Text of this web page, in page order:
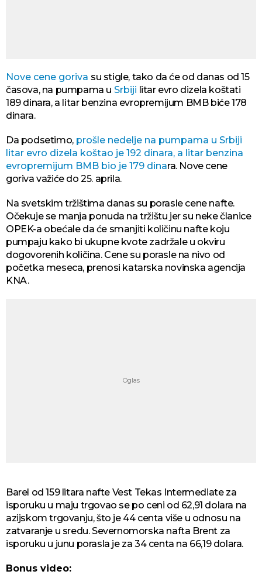
Nove cene goriva su stigle, tako da će od danas od 15
časova, na pumpama u Srbiji litar evro dizela koštati
189 dinara, a litar benzina evropremijum BMB biće 178
dinara.
Da podsetimo,prošle nedelje na pumpama u Srbiji
litar evro dizela koštao je 192 dinara, a litar benzina
evropremijum BMB bio je 179 dinara. Nove cene
goriva važiće do 25. aprila.
Na svetskim tržištima danas su porasle cene nafte.
Očekuje se manja ponuda na tržištu jer su neke članice
OPEK-a obećale da će smanjiti količinu nafte koju
pumpaju kako bi ukupne kvote zadržale u okviru
dogovorenih količina. Cene su porasle na nivo od
početka meseca, prenosi katarska novinska agencija
KNA.
Barel od 159 litara nafte Vest Tekas Intermediate za
isporuku u maju trgovao se po ceni od 62,91 dolara na
azijskom trgovanju, što je 44 centa više u odnosu na
zatvaranje u sredu. Severnomorska nafta Brent za
isporuku u junu porasla je za 34 centa na 66,19 dolara.
Bonus video: